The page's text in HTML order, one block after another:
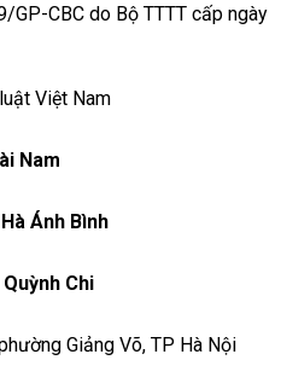
GP-CBC do Bộ TTTT cấp ngày
Việt Nam
Nam
Hà Ánh Bình
Chi
Giảng Võ, TP Hà Nội